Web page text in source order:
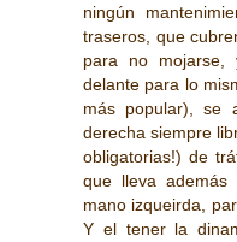
ningún
traseros, que
para no mojarse,
delante para lo
más popular), se
derecha siempre
obligatorias!) de
que lleva
mano izqueirda,
Y el tener la